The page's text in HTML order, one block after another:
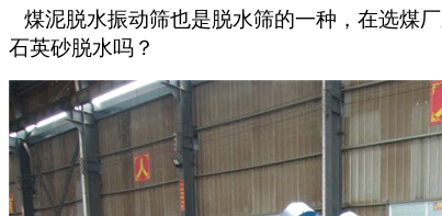
煤泥脱水振动筛也是脱水筛的一种，在选煤
石英砂脱水吗？